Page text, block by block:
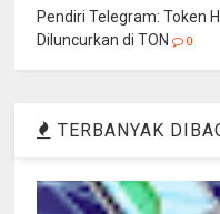
Pendiri Telegram: Token
Diluncurkan di TON
0
TERBANYAK